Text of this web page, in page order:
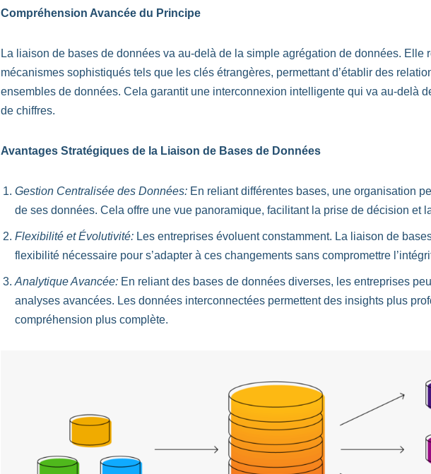
Compréhension Avancée du Principe
La liaison de bases de données va au-delà de la simple agrégation de données. Elle
mécanismes sophistiqués tels que les clés étrangères, permettant d’établir des
ensembles de données. Cela garantit une interconnexion intelligente qui va au-delà
de chiffres.
Avantages Stratégiques de la Liaison de Bases de Données
Gestion Centralisée des Données:En reliant différentes bases, une organisation
de ses données. Cela offre une vue panoramique, facilitant la prise de décision et
Flexibilité et Évolutivité:Les entreprises évoluent constamment. La liaison de
flexibilité nécessaire pour s’adapter à ces changements sans compromettre
Analytique Avancée:En reliant des bases de données diverses, les entreprises
analyses avancées. Les données interconnectées permettent des insights plus
compréhension plus complète.